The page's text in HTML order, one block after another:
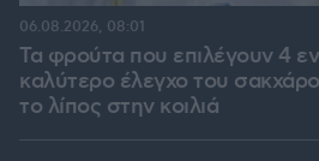
Τα φρούτα που επιλέγουν 4
καλύτερο έλεγχο του
το λίπος στην κοιλιά
06.08.2026, 08:01